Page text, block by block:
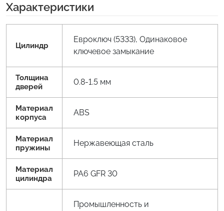
Характеристики
Цилиндр
Евроключ (5333), Одинаковое
ключевое замыкание
Толщина
дверей
0.8-1.5 мм
Материал
корпуса
ABS
Материал
пружины
Нержавеющая сталь
Материал
цилиндра
PA6 GFR 30
Промышленность и